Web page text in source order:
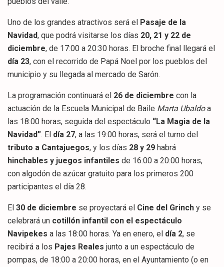
Uno de los grandes atractivos será el Pasaje de la
Navidad, que podrá visitarse los días 20, 21 y 22 de
diciembre, de 17:00 a 20:30 horas. El broche final llegará el
día 23, con el recorrido de Papá Noel por los pueblos del
municipio y su llegada al mercado de Sarón.
La programación continuará el 26 de diciembre con la
actuación de la Escuela Municipal de Baile Marta Ubaldoa
las 18:00 horas, seguida del espectáculo “La Magia de la
Navidad”. El día 27, a las 19:00 horas, será el turno del
tributo a Cantajuegos, y los días 28 y 29 habrá
hinchables y juegos infantiles de 16:00 a 20:00 horas,
con algodón de azúcar gratuito para los primeros 200
participantes el día 28.
El 30 de diciembre se proyectará el Cine del Grinch y se
celebrará un cotillón infantil con el espectáculo
Navipekes a las 18:00 horas. Ya en enero, el día 2, se
recibirá a los Pajes Reales junto a un espectáculo de
pompas, de 18:00 a 20:00 horas, en el Ayuntamiento (o en